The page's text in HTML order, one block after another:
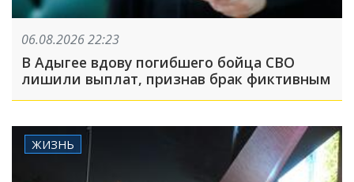
06.08.2026 22:23
В Адыгее вдову погибшего бойца СВО
лишили выплат, признав брак фиктивным
ЖИЗНЬ